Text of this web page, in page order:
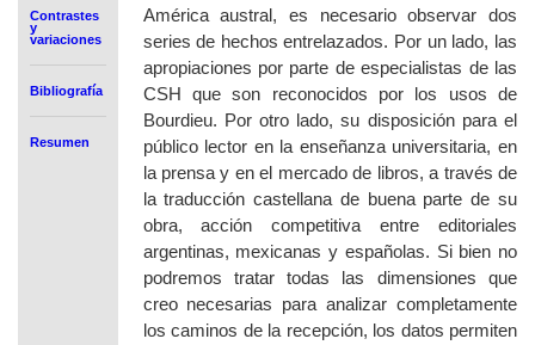
Contrastes
y
variaciones
Bibliografía
Resumen
América austral, es necesario observar dos
series de hechos entrelazados. Por un lado, las
apropiaciones por parte de especialistas de las
CSH que son reconocidos por los usos de
Bourdieu. Por otro lado, su disposición para el
público lector en la enseñanza universitaria, en
la prensa y en el mercado de libros, a través de
la traducción castellana de buena parte de su
obra, acción competitiva entre editoriales
argentinas, mexicanas y españolas. Si bien no
podremos tratar todas las dimensiones que
creo necesarias para analizar completamente
los caminos de la recepción, los datos permiten